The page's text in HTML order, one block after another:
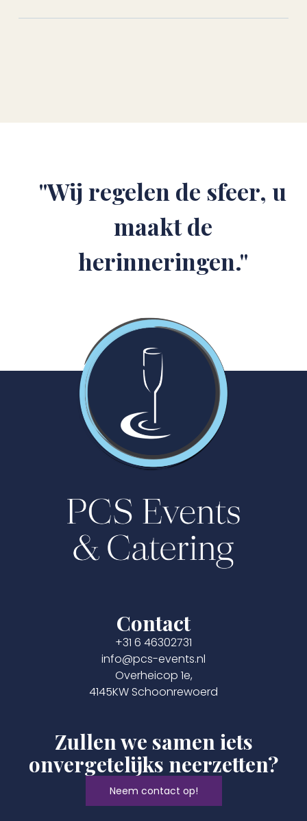
"Wij regelen de sfeer, u
maakt de
herinneringen."
Contact
+31 6 46302731
info@pcs-events.nl
Overheicop 1e,
4145KW Schoonrewoerd
Zullen we samen iets
onvergetelijks neerzetten?
Neem contact op!